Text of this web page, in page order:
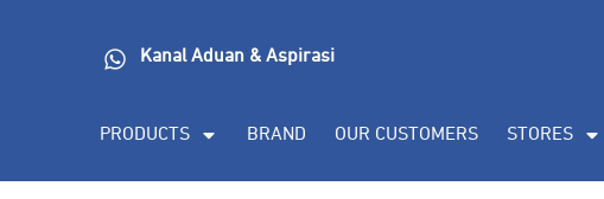
Kanal Aduan & Aspirasi
PRODUCTS BRAND OUR CUSTOMERS STORES